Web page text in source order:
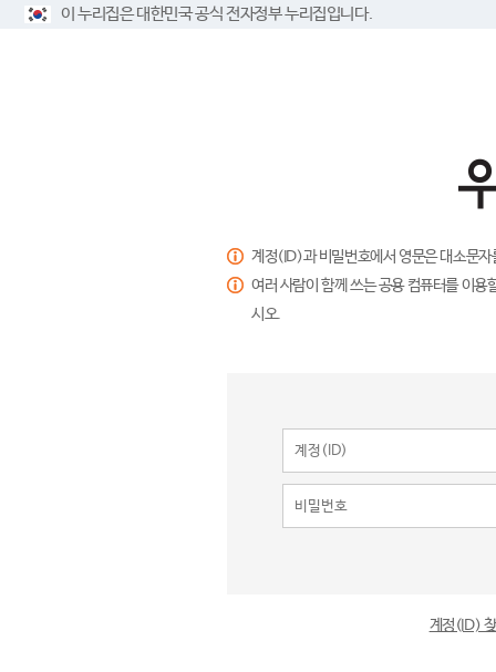
이 누리집은 대한민국 공식 전자정부 누리집입니다.
계정(ID)과 비밀번호에서 영문은 대소문
여러 사람이 함께 쓰는 공용 컴퓨터를 이
시오.
계정(ID)